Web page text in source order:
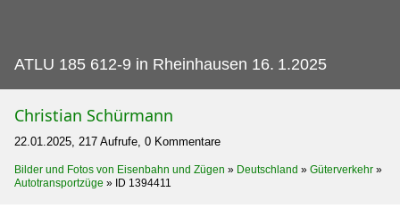
ATLU 185 612-9 in Rheinhausen 16. 1.2025
Christian Schürmann
22.01.2025, 217 Aufrufe, 0 Kommentare
Bilder und Fotos von Eisenbahn und Zügen » Deutschland » Güterverkehr »
Autotransportzüge » ID 1394411